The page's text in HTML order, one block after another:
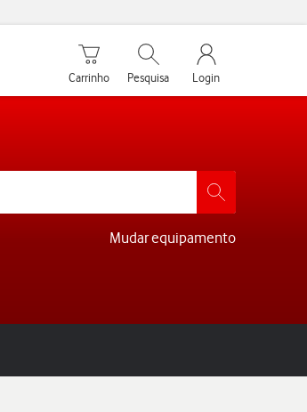
Carrinho de compras
Carrinho
Pesquisar
Pesquisa
My Vodafone
Login
Mudar equipamento